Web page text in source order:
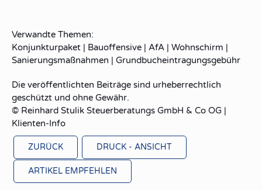
Verwandte Themen:
Konjunkturpaket | Bauoffensive | AfA | Wohnschirm |
Sanierungsmaßnahmen | Grundbucheintragungsgebühr
Die veröffentlichten Beiträge sind urheberrechtlich
geschützt und ohne Gewähr.
© Reinhard Stulik Steuerberatungs GmbH & Co OG |
Klienten-Info
ZURÜCK DRUCK - ANSICHT
ARTIKEL EMPFEHLEN